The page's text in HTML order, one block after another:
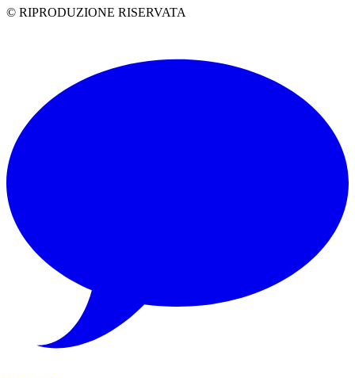
© RIPRODUZIONE RISERVATA